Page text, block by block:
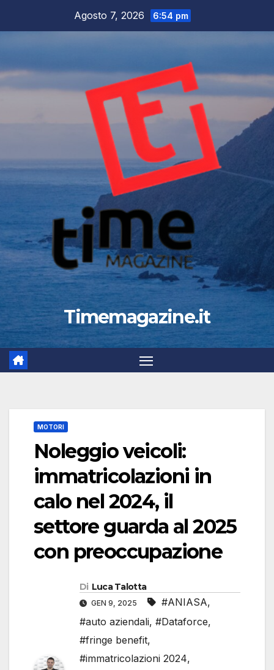
Agosto 7, 2026 6:54 pm
Timemagazine.it
MOTORI
Noleggio veicoli:
immatricolazioni in
calo nel 2024, il
settore guarda al 2025
con preoccupazione
Di Luca Talotta
GEN 9, 2025 #ANIASA,
#auto aziendali, #Dataforce,
#fringe benefit,
#immatricolazioni 2024,